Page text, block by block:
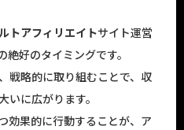
トアフィリエイトサイト運営
好のタイミングです。
戦略的に取り組むことで、収
に広がります。
効果的に行動することが、ア